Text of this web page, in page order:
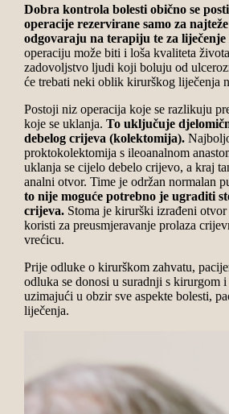
Dobra kontrola bolesti obično se
operacije rezervirane samo za
odgovaraju na terapiju te za
operaciju može biti i loša kvaliteta
zadovoljstvo ljudi koji boluju od
će trebati neki oblik kirurškog liječenja
Postoji niz operacija koje se razlikuju
koje se uklanja. To uključuje
debelog crijeva (kolektomija).
proktokolektomija s ileoanalnom
uklanja se cijelo debelo crijevo, a kraj
analni otvor. Time je održan normalan
to nije moguće potrebno je ugraditi
crijeva.Stoma je kirurški izrađeni
koristi za preusmjeravanje prolaza
vrećicu.
Prije odluke o kirurškom zahvatu,
odluka se donosi u suradnji s kirurgom
uzimajući u obzir sve aspekte bolesti,
liječenja.